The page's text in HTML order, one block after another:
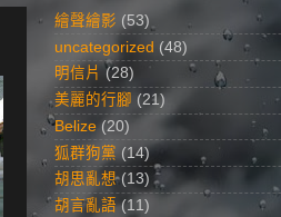
繪聲繪影 (53)
uncategorized (48)
明信片 (28)
美麗的行腳 (21)
Belize (20)
狐群狗黨 (14)
胡思亂想 (13)
胡言亂語 (11)